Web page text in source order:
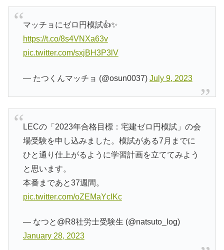
マッチョにゼロ円模試👍✨
https://t.co/8s4VNXa63v
pic.twitter.com/sxjBH3P3lV
— たつくんマッチョ (@osun0037) July 9, 2023
LECの「2023年合格目標：宅建ゼロ円模試」の会
場受験を申し込みました。模試がある7月までに
ひと通り仕上がるように学習計画を立ててみよう
と思います。
本番まであと37週間。
pic.twitter.com/oZEMaYcIKc
— なつと@R8社労士受験生 (@natsuto_log)
January 28, 2023